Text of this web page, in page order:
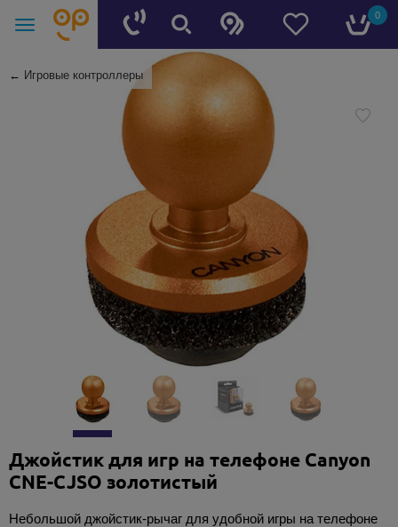
0
← Игровые контроллеры
Джойстик для игр на телефоне Canyon
CNE-CJSO золотистый
Небольшой джойстик-рычаг для удобной игры на телефоне